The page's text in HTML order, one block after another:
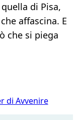
di Pisa,
affascina. E
che si piega
di Avvenire